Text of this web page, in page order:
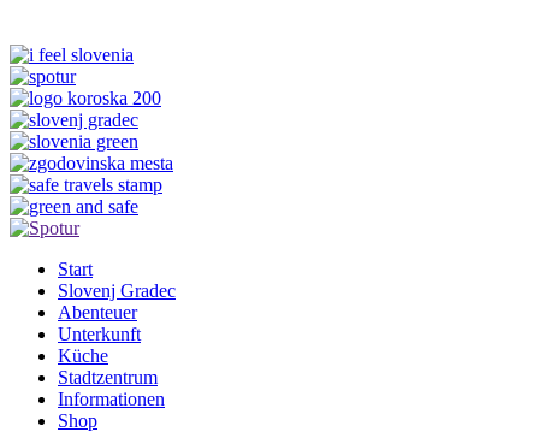
Start
Slovenj Gradec
Abenteuer
Unterkunft
Küche
Stadtzentrum
Informationen
Shop